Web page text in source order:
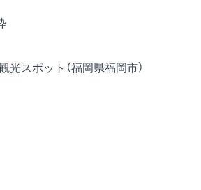
スポット（福岡県福岡市）